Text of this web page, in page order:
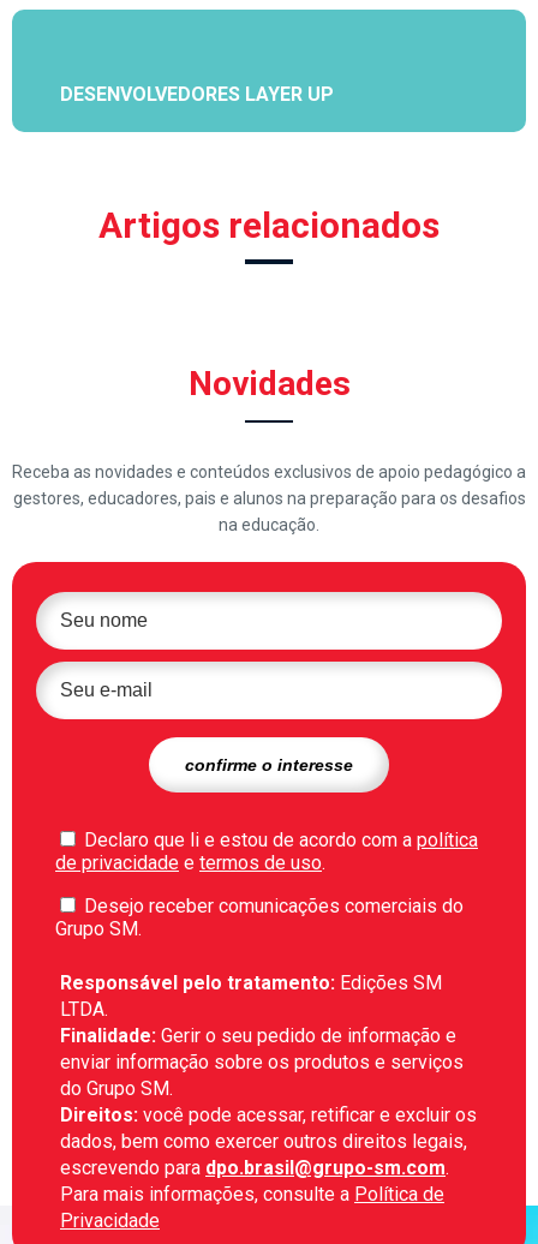
DESENVOLVEDORES LAYER UP
Artigos relacionados
Novidades
Receba as novidades e conteúdos exclusivos de apoio pedagógico a
gestores, educadores, pais e alunos na preparação para os desafios
na educação.
Declaro que li e estou de acordo com a política
de privacidade e termos de uso.
Desejo receber comunicações comerciais do
Grupo SM.
Responsável pelo tratamento: Edições SM
LTDA.
Finalidade: Gerir o seu pedido de informação e
enviar informação sobre os produtos e serviços
do Grupo SM.
Direitos: você pode acessar, retificar e excluir os
dados, bem como exercer outros direitos legais,
escrevendo para dpo.brasil@grupo-sm.com.
Para mais informações, consulte a Política de
Privacidade